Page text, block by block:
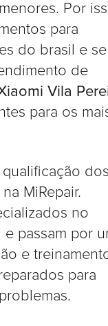
Por
para
do brasil e se
de
Vila
para os
MiRepair.
no
passam por
e
para